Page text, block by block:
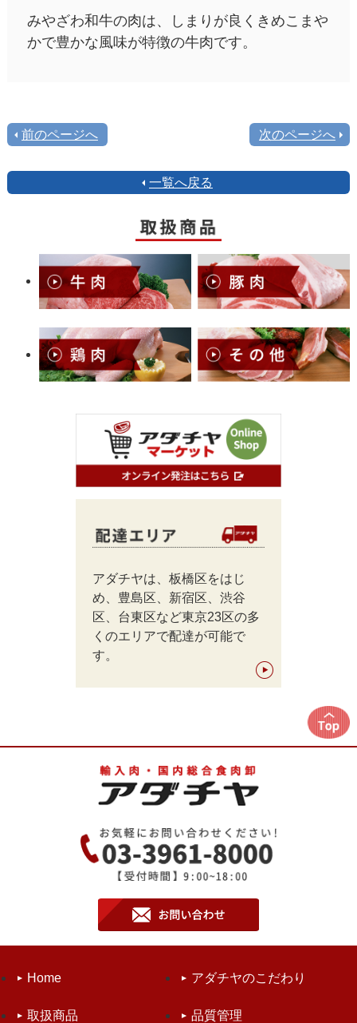
みやざわ和牛の肉は、しまりが良くきめこまや
かで豊かな風味が特徴の牛肉です。
前のページへ 次のページへ
一覧へ戻る
アダチヤは、板橋区をはじ
め、豊島区、新宿区、渋谷
区、台東区など東京23区の多
くのエリアで配達が可能で
す。
Home アダチヤのこだわり
取扱商品 品質管理